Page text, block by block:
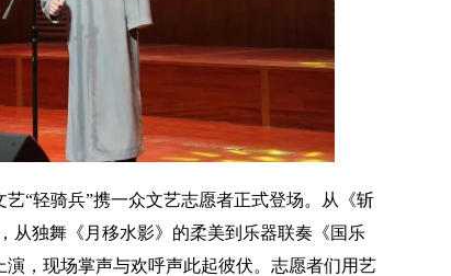
轻骑兵”携一众文艺志愿者正式登场。从《斩
从独舞《月移水影》的柔美到乐器联奏《国乐
，现场掌声与欢呼声此起彼伏。志愿者们用艺